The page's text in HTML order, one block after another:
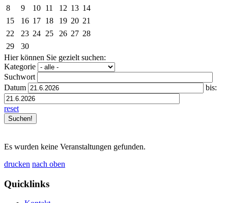
8
9 10 11 12 13 14
15
16 17 18 19 20 21
22
23 24 25 26 27 28
29
30
Hier können Sie gezielt suchen:
Kategorie
Suchwort
Datum
bis:
reset
Es wurden keine Veranstaltungen gefunden.
drucken nach oben
Quicklinks